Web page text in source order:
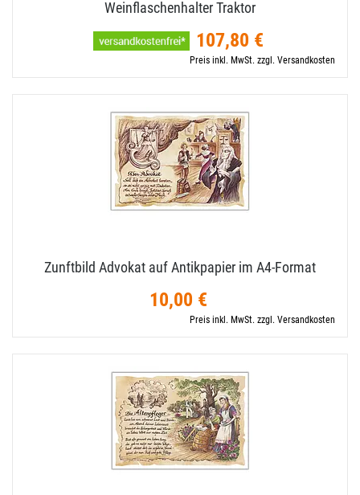
Weinflaschenhalter Traktor
107,80 €
Preis inkl. MwSt. zzgl. Versandkosten
Zunftbild Advokat auf Antikpapier im A4-​Format
10,00 €
Preis inkl. MwSt. zzgl. Versandkosten